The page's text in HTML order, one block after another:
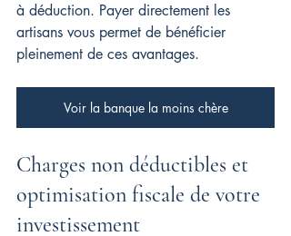
à déduction. Payer directement les
artisans vous permet de bénéficier
pleinement de ces avantages.
Voir la banque la moins chère
Charges non déductibles et
optimisation fiscale de votre
investissement